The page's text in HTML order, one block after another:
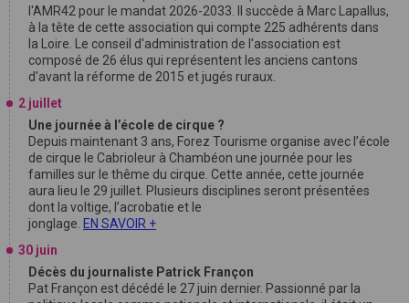
l'AMR42 pour le mandat 2026-2033. Il succède à Marc Lapallus,
à la tête de cette association qui compte 225 adhérents dans
la Loire. Le conseil d'administration de l'association est
composé de 26 élus qui représentent les anciens cantons
d'avant la réforme de 2015 et jugés ruraux.
2 juillet
Une journée à l’école de cirque ?
Depuis maintenant 3 ans, Forez Tourisme organise avec l’école
de cirque le Cabrioleur à Chambéon une journée pour les
familles sur le thême du cirque. Cette année, cette journée
aura lieu le 29 juillet. Plusieurs disciplines seront présentées
dont la voltige, l’acrobatie et le
jonglage. EN SAVOIR +
30 juin
Décès du journaliste Patrick Françon
Pat Françon est décédé le 27 juin dernier. Passionné par la